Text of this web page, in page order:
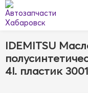
IDEMITSU
4l. пластик